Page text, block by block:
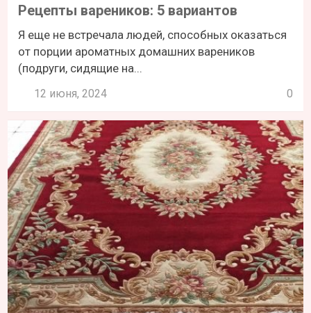
Рецепты вареников: 5 вариантов
Я еще не встречала людей, способных оказаться
от порции ароматных домашних вареников
(подруги, сидящие на...
12 июня, 2024 0